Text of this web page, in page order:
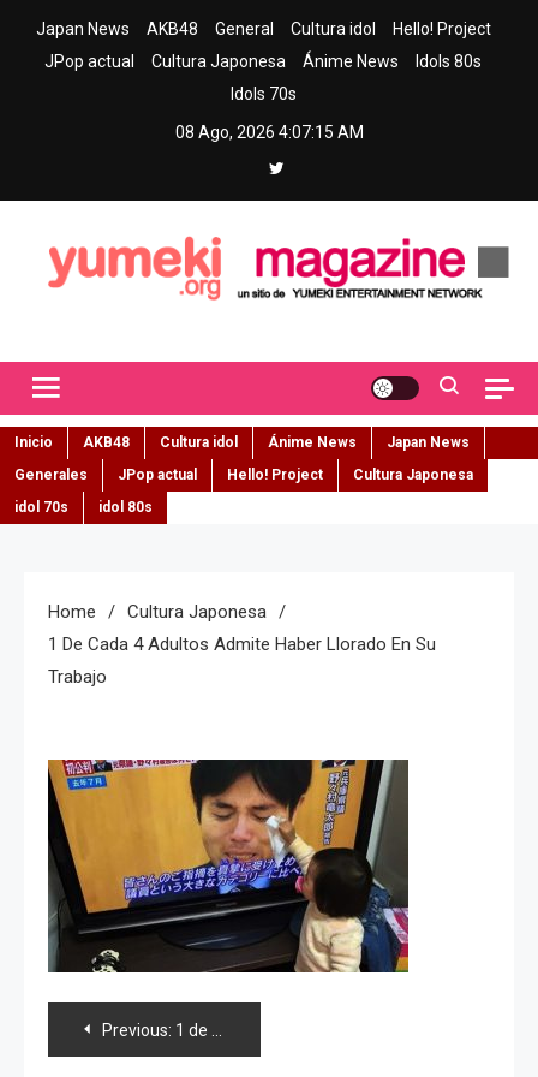
Japan News AKB48 General Cultura idol
Hello! Project
JPop actual
Cultura Japonesa Ánime News
Idols 80s
Idols 70s
08 Ago, 2026 4:07:16 AM
Inicio AKB48 Cultura idol Ánime News
Japan News
Generales
JPop actual Hello! Project
Cultura Japonesa
idol 70s
idol 80s
Home
Cultura Japonesa
1 De Cada 4 Adultos Admite Haber Llorado En Su
Trabajo
Navegación
Previous: 1 de cada 4 adultos admite haber llorado en su trabajo